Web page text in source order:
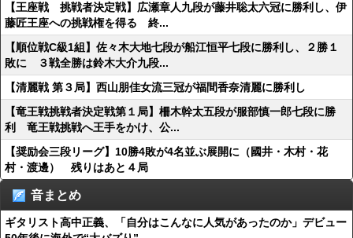
【王座戦 挑戦者決定戦】広瀬章人九段が藤井聡太六冠に勝利し、伊
藤匠王座への挑戦権を得る 終...
【順位戦C級1組】佐々木大地七段が船江恒平七段に勝利し、２勝１
敗に ３戦全勝は鈴木大介九段...
【清麗戦 第３局】西山朋佳女流三冠が福間香奈清麗に勝利し
【竜王戦挑戦者決定戦第１局】柵木幹太五段が服部慎一郎七段に勝
利 竜王戦挑戦へ王手をかけ、公...
【奨励会三段リーグ】10勝4敗が4名並ぶ展開に（國井・木村・花
村・渡邊） 残りはあと４局
音まとめ
ギタリスト高中正義、「自分はこんなに人気があったのか」デビュー